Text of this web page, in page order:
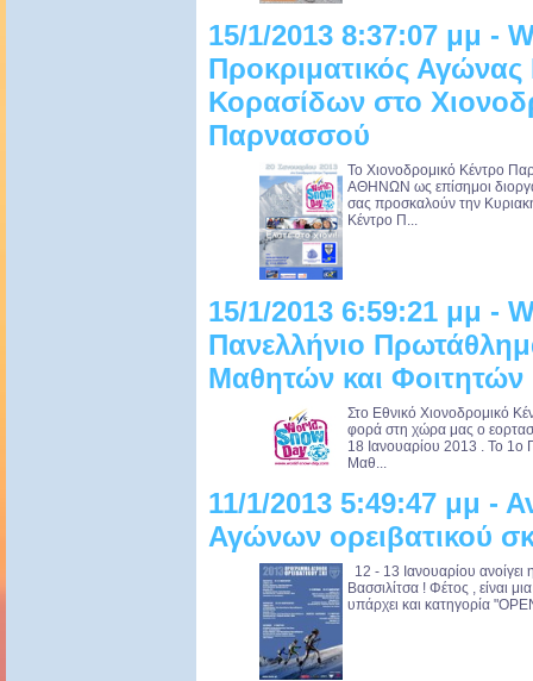
15/1/2013 8:37:07 μμ -
Προκριματικός
Κορασίδων στο
Παρνασσού
Το Χιονοδρομικό Κέντρο
ΑΘΗΝΩΝ ως επίσημοι
σας προσκαλούν την
Κέντρο Π...
15/1/2013 6:59:21 μμ -
Πανελλήνιο
Μαθητών και Φοιτητών
Στο Εθνικό Χιονοδρομικό
φορά στη χώρα μας ο
18 Ιανουαρίου 2013 . To 1o
Μαθ...
11/1/2013 5:49:47 μμ -
Αγώνων ορειβατικού
12 - 13 Ιανουαρίου
Βασσιλίτσα ! Φέτος , είναι
υπάρχει και κατηγορία